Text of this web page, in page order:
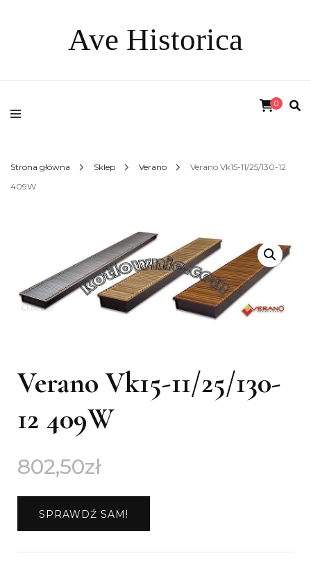
Ave Historica
0
Strona główna Sklep Verano
Verano Vk15-11/25/130-12
409W
Verano Vk15-11/25/130-
12 409W
802,50zł
SPRAWDŹ SAM!